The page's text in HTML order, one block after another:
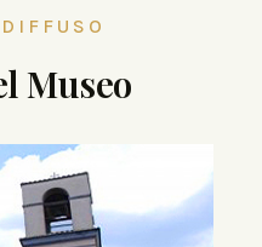
Museo